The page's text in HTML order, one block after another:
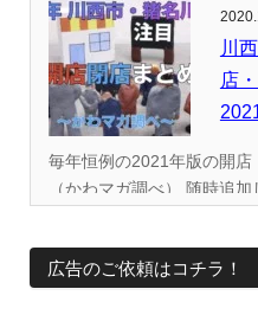
川
店
毎年恒例の2021年版の開店
（かわマガ調べ） 随時追加
広告のご依頼はコチラ！